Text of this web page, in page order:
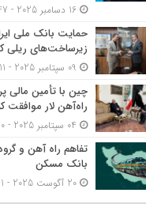
حمایت بانک ملی
زیرساخت‌های ریلی
چین با تأمین مالی
راه‌آهن لار موافقت
تفاهم راه آهن و
بانک مسکن